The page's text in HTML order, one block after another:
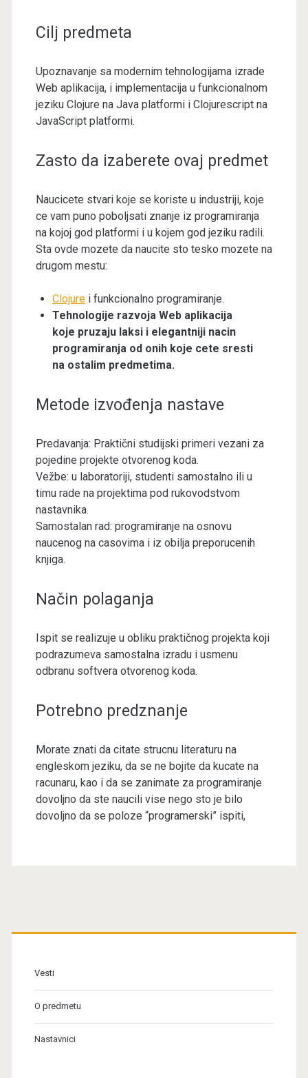
Cilj predmeta
Upoznavanje sa modernim tehnologijama izrade
Web aplikacija, i implementacija u funkcionalnom
jeziku Clojure na Java platformi i Clojurescript na
JavaScript platformi.
Zasto da izaberete ovaj predmet
Naucicete stvari koje se koriste u industriji, koje
ce vam puno poboljsati znanje iz programiranja
na kojoj god platformi i u kojem god jeziku radili.
Sta ovde mozete da naucite sto tesko mozete na
drugom mestu:
Clojurei funkcionalno programiranje.
Tehnologije razvoja Web aplikacija
koje pruzaju laksi i elegantniji nacin
programiranja od onih koje cete sresti
na ostalim predmetima.
Metode izvođenja nastave
Predavanja: Praktični studijski primeri vezani za
pojedine projekte otvorenog koda.
Vežbe: u laboratoriji, studenti samostalno ili u
timu rade na projektima pod rukovodstvom
nastavnika.
Samostalan rad: programiranje na osnovu
naucenog na casovima i iz obilja preporucenih
knjiga.
Način polaganja
Ispit se realizuje u obliku praktičnog projekta koji
podrazumeva samostalna izradu i usmenu
odbranu softvera otvorenog koda.
Potrebno predznanje
Morate znati da citate strucnu literaturu na
engleskom jeziku, da se ne bojite da kucate na
racunaru, kao i da se zanimate za programiranje
dovoljno da ste naucili vise nego sto je bilo
dovoljno da se poloze “programerski” ispiti,
Primary
Vesti
O predmetu
Nastavnici